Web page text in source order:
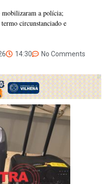
mobilizaram a polícia;
circunstanciado e
14:30 No Comments